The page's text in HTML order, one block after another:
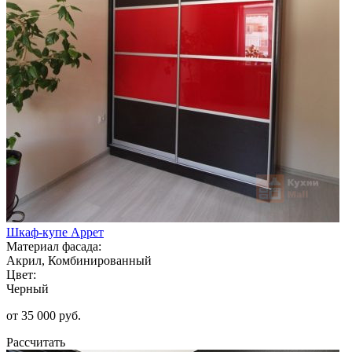
Шкаф-купе Аррет
Материал фасада:
Акрил, Комбинированный
Цвет:
Черный
от 35 000 руб.
Рассчитать